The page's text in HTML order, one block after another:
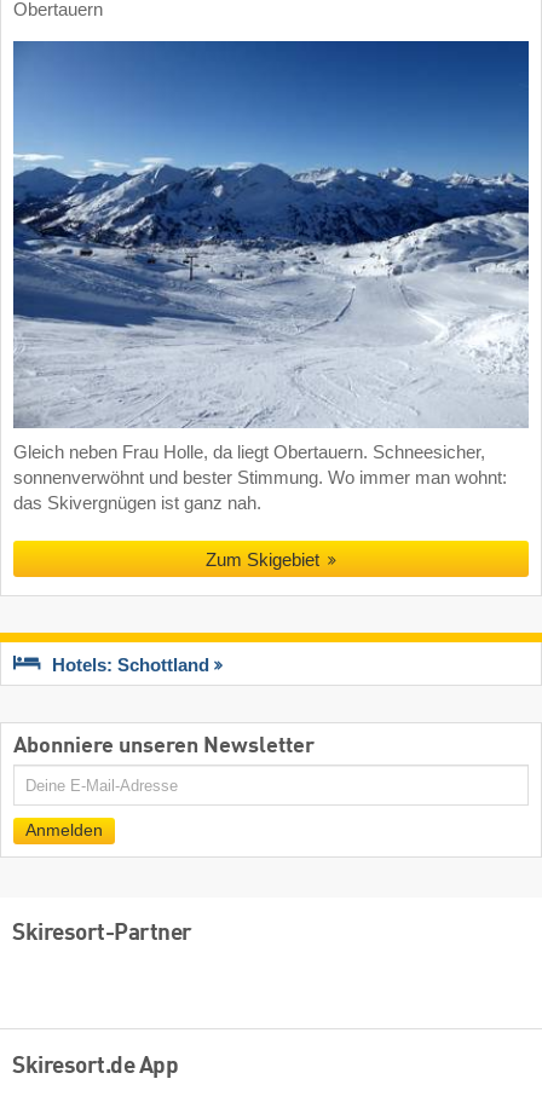
Obertauern
Gleich neben Frau Holle, da liegt Obertauern. Schneesicher,
sonnenverwöhnt und bester Stimmung. Wo immer man wohnt:
das Skivergnügen ist ganz nah.
Zum Skigebiet
Hotels: Schottland
Abonniere unseren Newsletter
E-
Anmelden
Skiresort-Partner
Skiresort.de App